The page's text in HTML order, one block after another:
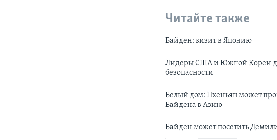
Читайте также
Байден: визит в Японию
Лидеры США и Южной Кореи
безопасности
Белый дом: Пхеньян может
Байдена в Азию
Байден может посетить